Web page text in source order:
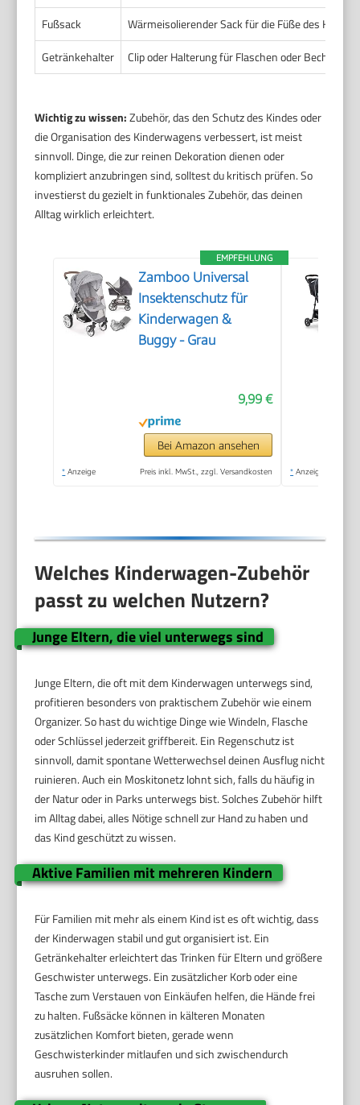
Fußsack
Wärmeisolierender Sack für die Füße des Kindes
Getränkehalter
Clip oder Halterung für Flaschen oder Becher
Wichtig zu wissen:Zubehör, das den Schutz des Kindes oder
die Organisation des Kinderwagens verbessert, ist meist
sinnvoll. Dinge, die zur reinen Dekoration dienen oder
kompliziert anzubringen sind, solltest du kritisch prüfen. So
investierst du gezielt in funktionales Zubehör, das deinen
Alltag wirklich erleichtert.
EMPFEHLUNG
Zamboo Universal
Insektenschutz für
Kinderwagen &
Buggy - Grau
9,99 €
Bei Amazon ansehen
* Anzeige Preis inkl. MwSt., zzgl. Versandkosten * Anzeige
Welches Kinderwagen-Zubehör
passt zu welchen Nutzern?
Junge Eltern, die viel unterwegs sind
Junge Eltern, die oft mit dem Kinderwagen unterwegs sind,
profitieren besonders von praktischem Zubehör wie einem
Organizer. So hast du wichtige Dinge wie Windeln, Flasche
oder Schlüssel jederzeit griffbereit. Ein Regenschutz ist
sinnvoll, damit spontane Wetterwechsel deinen Ausflug nicht
ruinieren. Auch ein Moskitonetz lohnt sich, falls du häufig in
der Natur oder in Parks unterwegs bist. Solches Zubehör hilft
im Alltag dabei, alles Nötige schnell zur Hand zu haben und
das Kind geschützt zu wissen.
Aktive Familien mit mehreren Kindern
Für Familien mit mehr als einem Kind ist es oft wichtig, dass
der Kinderwagen stabil und gut organisiert ist. Ein
Getränkehalter erleichtert das Trinken für Eltern und größere
Geschwister unterwegs. Ein zusätzlicher Korb oder eine
Tasche zum Verstauen von Einkäufen helfen, die Hände frei
zu halten. Fußsäcke können in kälteren Monaten
zusätzlichen Komfort bieten, gerade wenn
Geschwisterkinder mitlaufen und sich zwischendurch
ausruhen sollen.